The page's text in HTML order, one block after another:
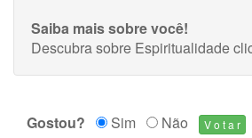
Saiba mais sobre você!
Descubra sobre Espiritualidade
Gostou? Sim
Não